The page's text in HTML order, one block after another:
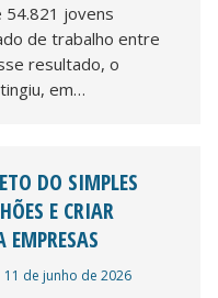
jovens
de trabalho entre
resultado, o
em…
DO SIMPLES
E CRIAR
EMPRESAS
11 de junho de 2026